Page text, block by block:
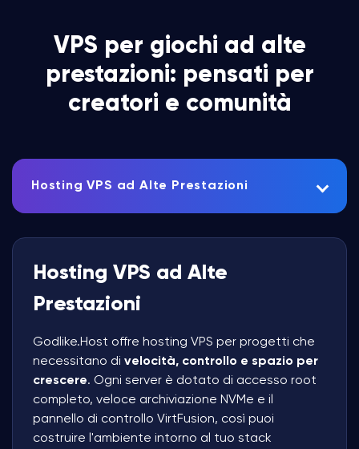
VPS per giochi ad alte
prestazioni: pensati per
creatori e comunità
Hosting VPS ad Alte Prestazioni
Hosting VPS ad Alte
Prestazioni
Godlike.Host offre hosting VPS per progetti che
necessitano di velocità, controllo e spazio per
crescere. Ogni server è dotato di accesso root
completo, veloce archiviazione NVMe e il
pannello di controllo VirtFusion, così puoi
costruire l'ambiente intorno al tuo stack